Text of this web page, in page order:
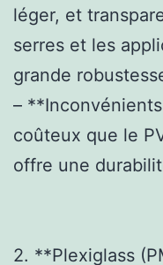
léger, et
serres et les
grande
–
coûteux que le
offre une
2. **Plexiglass